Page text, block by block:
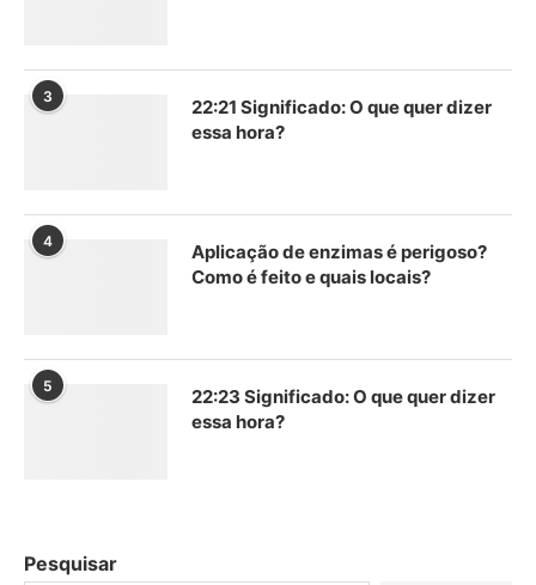
3
22:21 Significado: O que quer dizer
essa hora?
4
Aplicação de enzimas é perigoso?
Como é feito e quais locais?
5
22:23 Significado: O que quer dizer
essa hora?
Pesquisar